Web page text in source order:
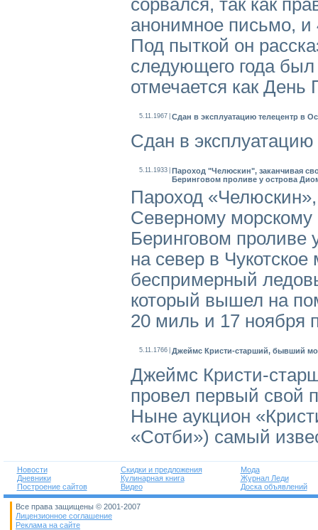
сорвался, так как
анонимное письмо, и
Под пыткой он
следующего года был
отмечается как День
5.11.1967 Сдан в эксплуатацию телецентр в
Сдан в
5.11.1933 Пароход "Челюскин", заканчивая
Беринговом проливе у острова
Пароход
Северному морскому
Беринговом проливе
на север в
беспримерный
который вышел на
20 миль и 17 ноября
5.11.1766 Джеймс Кристи-старший, бывший
Джеймс Кристи-
провел первый свой
Ныне аукцион
«Сотби») самый
Новости Скидки и предложения
Мода
Дневники
Кулинарная книга
Журнал Леди
Построение сайтов
Видео Доска объявлений
Все права защищены © 2001-2007
Лицензионное соглашение
Реклама на сайте